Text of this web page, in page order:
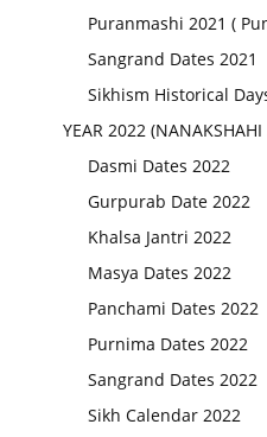
Puranmashi 2021 (
Sangrand Dates 2021
Sikhism Historical
YEAR 2022
Dasmi Dates 2022
Gurpurab Date 2022
Khalsa Jantri 2022
Masya Dates 2022
Panchami Dates 2022
Purnima Dates 2022
Sangrand Dates 2022
Sikh Calendar 2022